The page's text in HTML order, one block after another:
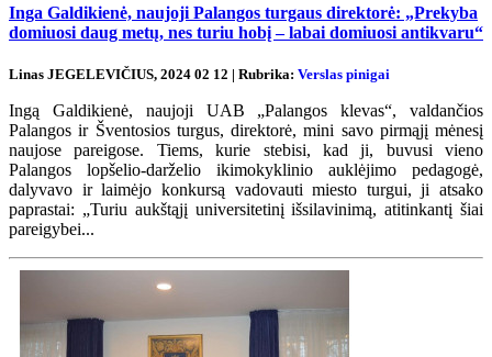
Inga Galdikienė, naujoji Palangos turgaus direktorė: „Prekyba
domiuosi daug metų, nes turiu hobį – labai domiuosi antikvaru“
Linas JEGELEVIČIUS, 2024 02 12 | Rubrika: Verslas pinigai
Ingą Galdikienė, naujoji UAB „Palangos klevas“, valdančios
Palangos ir Šventosios turgus, direktorė, mini savo pirmąjį mėnesį
naujose pareigose. Tiems, kurie stebisi, kad ji, buvusi vieno
Palangos lopšelio-darželio ikimokyklinio auklėjimo pedagogė,
dalyvavo ir laimėjo konkursą vadovauti miesto turgui, ji atsako
paprastai: „Turiu aukštąjį universitetinį išsilavinimą, atitinkantį šiai
pareigybei...